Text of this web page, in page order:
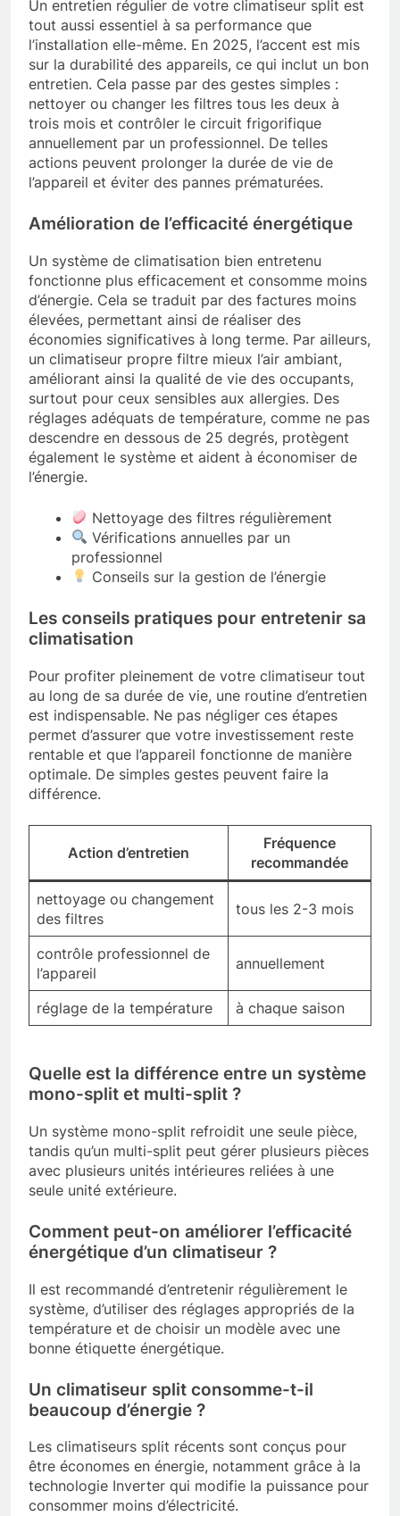
Un entretien régulier de votre climatiseur split est
tout aussi essentiel à sa performance que
l’installation elle-même. En 2025, l’accent est mis
sur la durabilité des appareils, ce qui inclut un bon
entretien. Cela passe par des gestes simples :
nettoyer ou changer les filtres tous les deux à
trois mois et contrôler le circuit frigorifique
annuellement par un professionnel. De telles
actions peuvent prolonger la durée de vie de
l’appareil et éviter des pannes prématurées.
Amélioration de l’efficacité énergétique
Un système de climatisation bien entretenu
fonctionne plus efficacement et consomme moins
d’énergie. Cela se traduit par des factures moins
élevées, permettant ainsi de réaliser des
économies significatives à long terme. Par ailleurs,
un climatiseur propre filtre mieux l’air ambiant,
améliorant ainsi la qualité de vie des occupants,
surtout pour ceux sensibles aux allergies. Des
réglages adéquats de température, comme ne pas
descendre en dessous de 25 degrés, protègent
également le système et aident à économiser de
l’énergie.
Nettoyage des filtres régulièrement
Vérifications annuelles par un
professionnel
Conseils sur la gestion de l’énergie
Les conseils pratiques pour entretenir sa
climatisation
Pour profiter pleinement de votre climatiseur tout
au long de sa durée de vie, une routine d’entretien
est indispensable. Ne pas négliger ces étapes
permet d’assurer que votre investissement reste
rentable et que l’appareil fonctionne de manière
optimale. De simples gestes peuvent faire la
différence.
Action d’entretien
Fréquence
recommandée
nettoyage ou changement
des filtres
tous les 2-3 mois
contrôle professionnel de
l’appareil
annuellement
réglage de la température à chaque saison
Quelle est la différence entre un système
mono-split et multi-split ?
Un système mono-split refroidit une seule pièce,
tandis qu’un multi-split peut gérer plusieurs pièces
avec plusieurs unités intérieures reliées à une
seule unité extérieure.
Comment peut-on améliorer l’efficacité
énergétique d’un climatiseur ?
Il est recommandé d’entretenir régulièrement le
système, d’utiliser des réglages appropriés de la
température et de choisir un modèle avec une
bonne étiquette énergétique.
Un climatiseur split consomme-t-il
beaucoup d’énergie ?
Les climatiseurs split récents sont conçus pour
être économes en énergie, notamment grâce à la
technologie Inverter qui modifie la puissance pour
consommer moins d’électricité.